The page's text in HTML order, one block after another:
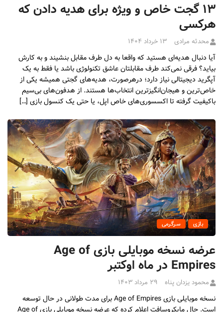
۱۳ گجت خاص و ویژه برای هدیه دادن که
هرکسی
محدثه مرادی ۱۳ خرداد ۱۴۰۴
آیا دنبال هدیه‌ای هستید که واقعا به دل طرف مقابل بنشیند و به کارش
بیاید؟ فرقی نمی‌کند طرف مقابلتان عاشق تکنولوژی باشد یا فقط به یک
آپگرید دیجیتالی نیاز دارد؛ درهرصورت، هدیه‌های گجتی همیشه یکی از
خاص‌ترین و هیجان‌انگیزترین انتخاب‌ها هستند. از هدفون‌های بی‌سیم
باکیفیت گرفته تا اکسسوری‌های خاص اپل، یا حتی یک کنسول بازی […]
بازی سرگرمی
عرضه نسخه موبایلی بازی Age of
Empires در ماه اوکتبر
محمود یزدان پناه ۲۹ مرداد ۱۴۰۳
نسخه موبایلی بازی Age of Empires برای مدت طولانی در حال توسعه
است. حال مایکروسافت اعلام کرده که عرضه نسخه موبایلی بازی Age of